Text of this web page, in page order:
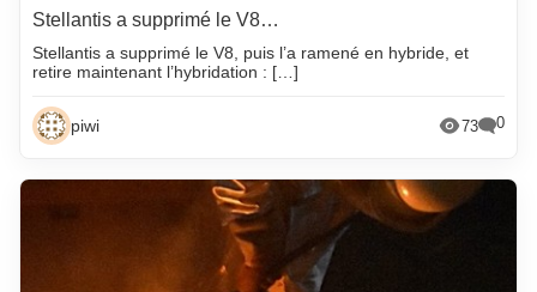
Stellantis a supprimé le V8…
Stellantis a supprimé le V8, puis l’a ramené en hybride, et
retire maintenant l’hybridation : […]
piwi 73 0